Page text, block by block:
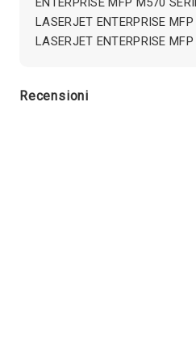
LASERJET ENTERPRISE
LASERJET ENTERPRISE
Recensioni